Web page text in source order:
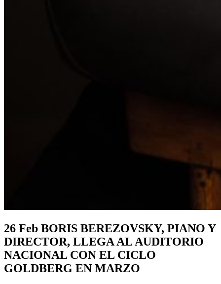
26 Feb BORIS BEREZOVSKY, PIANO Y
DIRECTOR, LLEGA AL AUDITORIO
NACIONAL CON EL CICLO
GOLDBERG EN MARZO